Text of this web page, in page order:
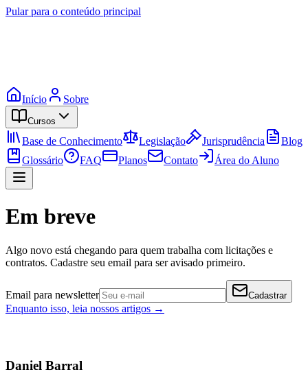
Pular para o conteúdo principal
Início Sobre
Cursos
Base de Conhecimento Legislação Jurisprudência
Blog
Glossário
FAQ Planos Contato Área do Aluno
Em breve
Algo novo está chegando para quem trabalha com licitações e
contratos. Cadastre seu email para ser avisado primeiro.
Email para newsletter Cadastrar
Enquanto isso, leia nossos artigos →
Daniel Barral